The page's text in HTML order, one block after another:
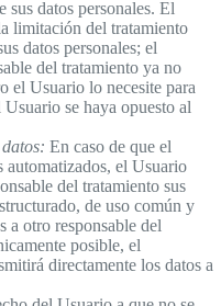
datos personales. El
limitación del tratamiento
datos personales; el
del tratamiento ya no
el Usuario lo necesite para
se haya opuesto al
En caso de que el
automatizados, el Usuario
del tratamiento sus
de uso común y
a otro responsable del
posible, el
directamente los datos a